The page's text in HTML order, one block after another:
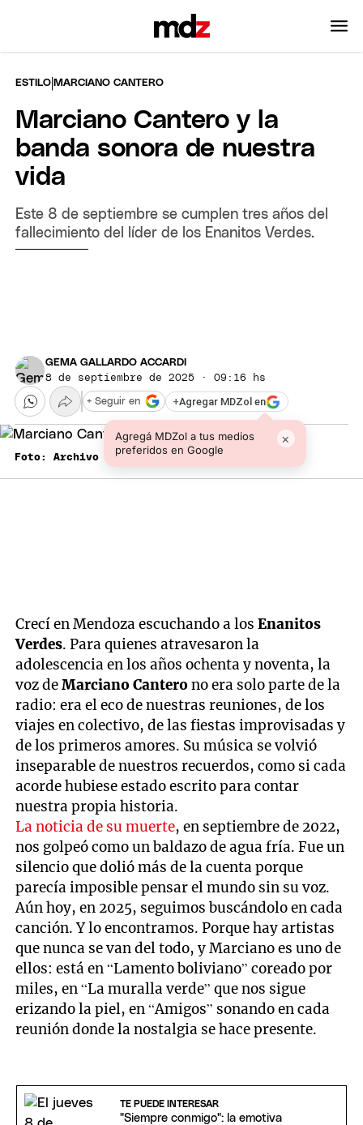
ESTILO |MARCIANO CANTERO
Marciano Cantero y la
banda sonora de nuestra
vida
Este 8 de septiembre se cumplen tres años del
fallecimiento del líder de los Enanitos Verdes.
GEMA GALLARDO ACCARDI
8 de septiembre de 2025 · 09:16 hs
+Agregar MDZol en
Agregá MDZol a tus medios
preferidos en Google
×
+ Seguir en
Foto: Archivo MDZ
Crecí en Mendoza escuchando a losEnanitos
Verdes. Para quienes atravesaron la
adolescencia en los años ochenta y noventa, la
voz deMarciano Canterono era solo parte de la
radio: era el eco de nuestras reuniones, de los
viajes en colectivo, de las fiestas improvisadas y
de los primeros amores. Su música se volvió
inseparable de nuestros recuerdos, como si cada
acorde hubiese estado escrito para contar
nuestra propia historia.
La noticia de su muerte, en septiembre de 2022,
nos golpeó como un baldazo de agua fría. Fue un
silencio que dolió más de la cuenta porque
parecía imposible pensar el mundo sin su voz.
Aún hoy, en 2025, seguimos buscándolo en cada
canción. Y lo encontramos. Porque hay artistas
que nunca se van del todo, y Marciano es uno de
ellos: está en “Lamento boliviano” coreado por
miles, en “La muralla verde” que nos sigue
erizando la piel, en “Amigos” sonando en cada
reunión donde la nostalgia se hace presente.
TE PUEDE INTERESAR
"Siempre conmigo": la emotiva